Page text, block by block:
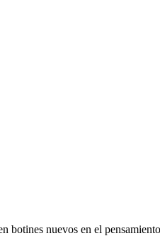
botines nuevos en el